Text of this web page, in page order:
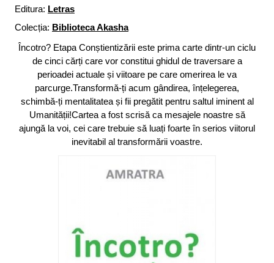
Editura: Letras
Colecția: Biblioteca Akasha
Încotro? Etapa Conștientizării este prima carte dintr-un ciclu
de cinci cărți care vor constitui ghidul de traversare a
perioadei actuale și viitoare pe care omerirea le va
parcurge.Transformă-ți acum gândirea, înțelegerea,
schimbă-ți mentalitatea și fii pregătit pentru saltul iminent al
Umanității!Cartea a fost scrisă ca mesajele noastre să
ajungă la voi, cei care trebuie să luați foarte în serios viitorul
inevitabil al transformării voastre.